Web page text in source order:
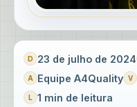
23 de julho de 2024
Equipe A4Quality
1 min de leitura